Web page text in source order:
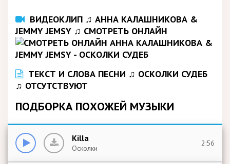
ВИДЕОКЛИП ♫ АННА КАЛАШНИКОВА &
JEMMY JEMSY ♫ СМОТРЕТЬ ОНЛАЙН
ТЕКСТ И СЛОВА ПЕСНИ ♫ ОСКОЛКИ СУДЕБ
♫ ОТСУТСТВУЮТ
ПОДБОРКА ПОХОЖЕЙ МУЗЫКИ
Killa
Осколки
2:56